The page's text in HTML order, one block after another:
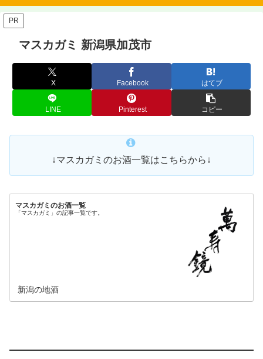
PR
マスカガミ 新潟県加茂市
X Facebook はてブ
LINE Pinterest コピー
↓マスカガミのお酒一覧はこちらから↓
マスカガミのお酒一覧
「マスカガミ」の記事一覧です。
新潟の地酒